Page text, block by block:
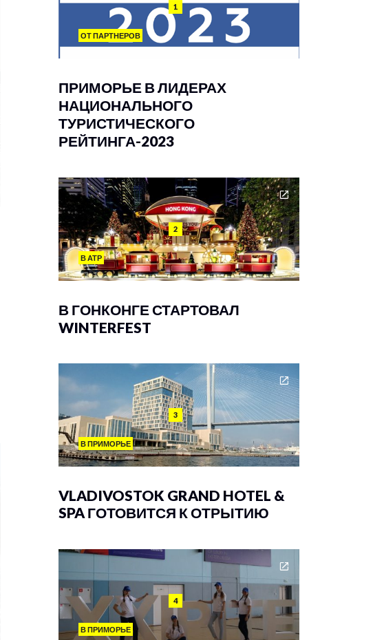
1
ОТ ПАРТНЕРОВ
ПРИМОРЬЕ В ЛИДЕРАХ
НАЦИОНАЛЬНОГО
ТУРИСТИЧЕСКОГО
РЕЙТИНГА-2023
2
В АТР
В ГОНКОНГЕ СТАРТОВАЛ
WINTERFEST
3
В ПРИМОРЬЕ
VLADIVOSTOK GRAND HOTEL &
SPA ГОТОВИТСЯ К ОТРЫТИЮ
4
В ПРИМОРЬЕ